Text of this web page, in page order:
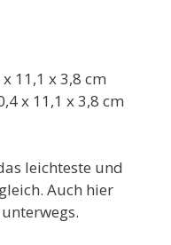
11,1 x 3,8 cm
x 11,1 x 3,8 cm
leichteste und
Auch hier